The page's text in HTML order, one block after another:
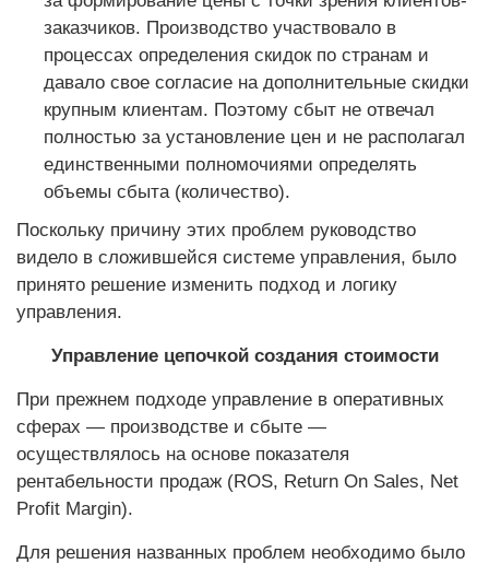
заказчиков. Производство участвовало в
процессах определения скидок по странам и
давало свое согласие на дополнительные скидки
крупным клиентам. Поэтому сбыт не отвечал
полностью за установление цен и не располагал
единственными полномочиями определять
объемы сбыта (количество).
Поскольку причину этих проб­лем руководство
видело в сложившейся системе управления, было
принято решение изменить подход и логику
управления.
Управление цепочкой создания стоимости
При прежнем подходе управление в оперативных
сферах — производстве и сбыте —
осуществлялось на основе показателя
рентабельности продаж (ROS, Return On Sales, Net
Profit Margin).
Для решения названных проб­лем необходимо было